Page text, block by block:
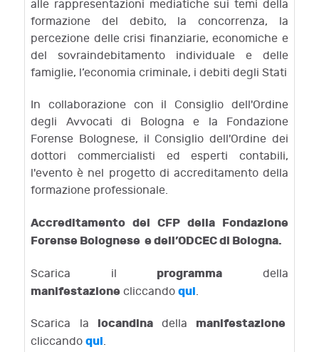
alle rappresentazioni mediatiche sui temi della
formazione del debito, la concorrenza, la
percezione delle crisi finanziarie, economiche e
del sovraindebitamento individuale e delle
famiglie, l’economia criminale, i debiti degli Stati
In collaborazione con il Consiglio dell'Ordine
degli Avvocati di Bologna e la Fondazione
Forense Bolognese, il Consiglio dell'Ordine dei
dottori commercialisti ed esperti contabili,
l'evento è nel progetto di accreditamento della
formazione professionale.
Accreditamento dei CFP della Fondazione
Forense Bolognese e dell’ODCEC di Bologna.
Scarica il programma della
manifestazione cliccando qui.
Scarica la locandina della manifestazione
cliccando qui.